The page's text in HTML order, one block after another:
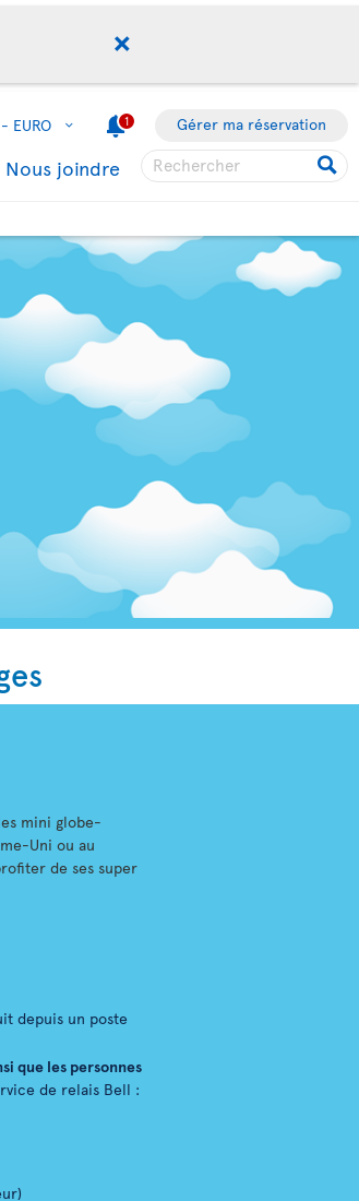
EURO 1 Gérer ma réservation
Nous joindre
mini globe-
Uni ou au
de ses super
depuis un poste
que les personnes
de relais Bell :